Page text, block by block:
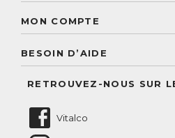
Découvrez le catalogue
Paiement sécurisé
Conseils personnalisés
Conseil personnalisé
MON COMPTE
BESOIN D’AIDE
RETROUVEZ-NOUS SUR
Vitalco